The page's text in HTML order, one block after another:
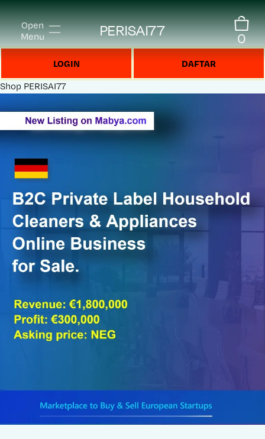
Open
Menu
PERISAI77 0
LOGIN DAFTAR
Shop PERISAI77